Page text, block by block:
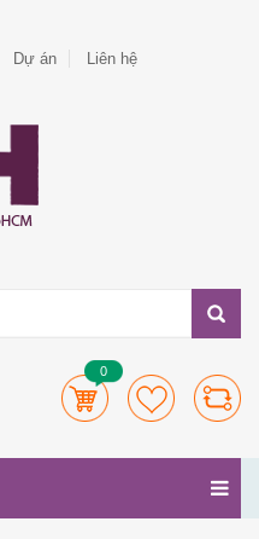
Dự án Liên hệ
0